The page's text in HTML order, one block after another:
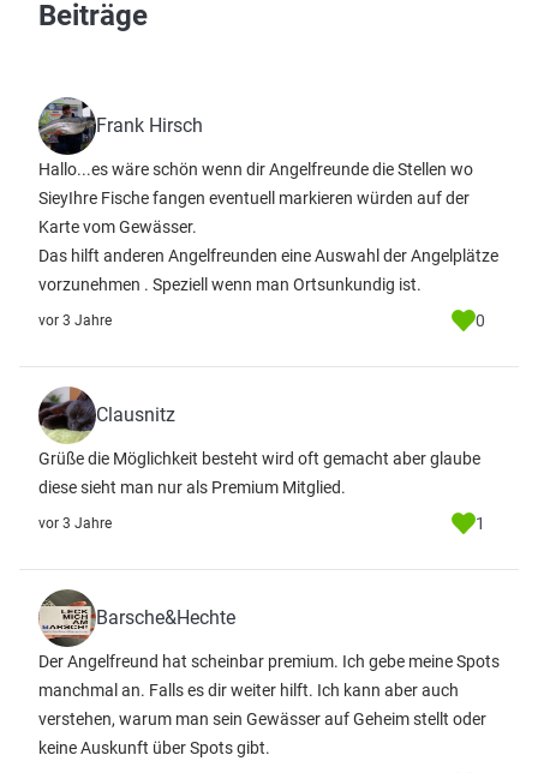
Beiträge
Frank Hirsch
Hallo...es wäre schön wenn dir Angelfreunde die Stellen wo
SieyIhre Fische fangen eventuell markieren würden auf der
Karte vom Gewässer.
Das hilft anderen Angelfreunden eine Auswahl der Angelplätze
vorzunehmen . Speziell wenn man Ortsunkundig ist.
vor 3 Jahre 0
Clausnitz
Grüße die Möglichkeit besteht wird oft gemacht aber glaube
diese sieht man nur als Premium Mitglied.
vor 3 Jahre 1
Barsche&Hechte
Der Angelfreund hat scheinbar premium. Ich gebe meine Spots
manchmal an. Falls es dir weiter hilft. Ich kann aber auch
verstehen, warum man sein Gewässer auf Geheim stellt oder
keine Auskunft über Spots gibt.